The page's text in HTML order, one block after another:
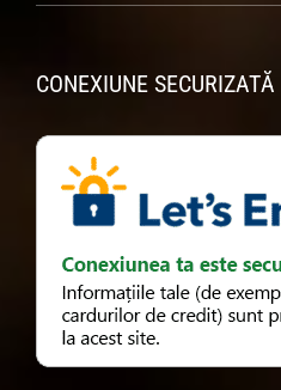
CONEXIUNE SECURIZATĂ